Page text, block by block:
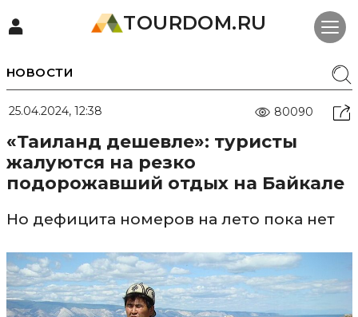
TOURDOM.RU
НОВОСТИ
25.04.2024, 12:38 80090
«Таиланд дешевле»: туристы
жалуются на резко
подорожавший отдых на Байкале
Но дефицита номеров на лето пока нет